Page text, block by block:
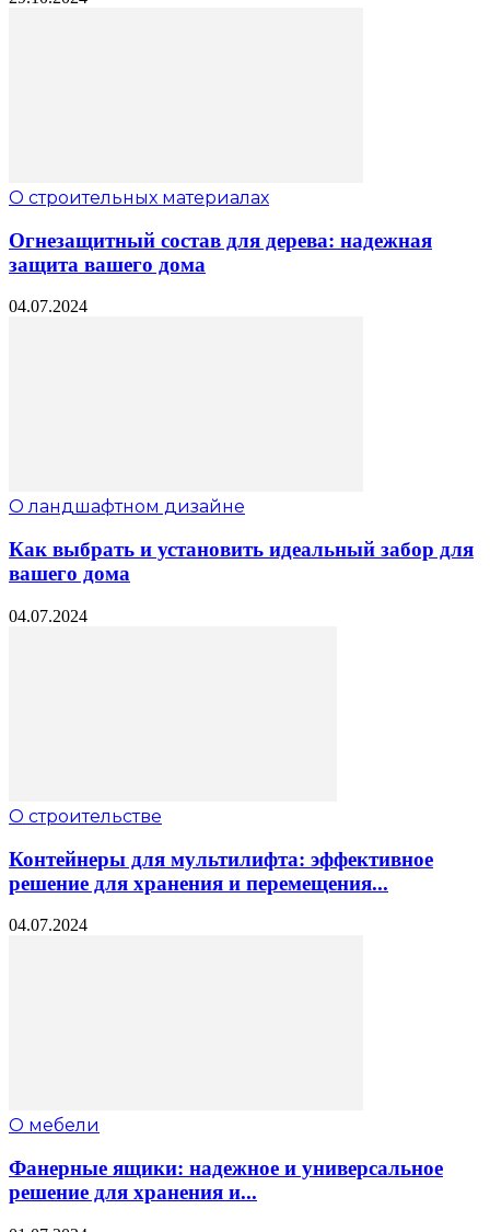
О строительных материалах
Огнезащитный состав для дерева: надежная
защита вашего дома
04.07.2024
О ландшафтном дизайне
Как выбрать и установить идеальный забор для
вашего дома
04.07.2024
О строительстве
Контейнеры для мультилифта: эффективное
решение для хранения и перемещения...
04.07.2024
О мебели
Фанерные ящики: надежное и универсальное
решение для хранения и...